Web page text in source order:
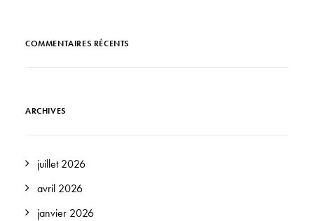
COMMENTAIRES RÉCENTS
ARCHIVES
juillet 2026
avril 2026
janvier 2026